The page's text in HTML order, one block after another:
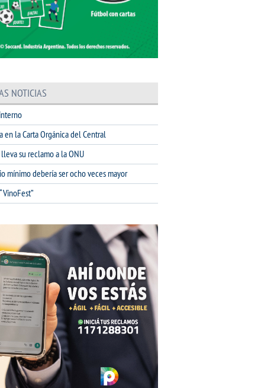
NOTICIAS
en la Carta Orgánica del Central
su reclamo a la ONU
mínimo debería ser ocho veces mayor